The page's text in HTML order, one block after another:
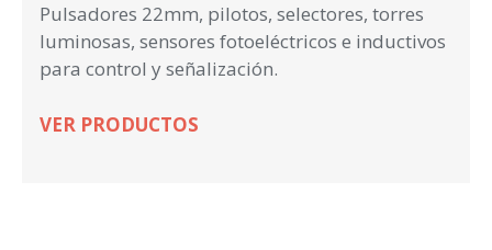
Pulsadores 22mm, pilotos, selectores, torres
luminosas, sensores fotoeléctricos e inductivos
para control y señalización.
VER PRODUCTOS